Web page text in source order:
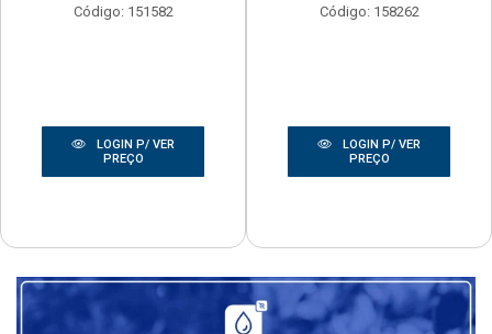
Código: 151582
LOGIN P/ VER
PREÇO
Código: 158262
LOGIN P/ VER
PREÇO